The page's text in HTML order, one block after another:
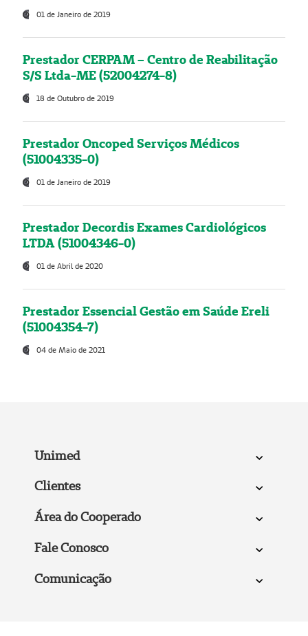
01 de Janeiro de 2019
Prestador CERPAM – Centro de Reabilitação
S/S Ltda-ME (52004274-8)
18 de Outubro de 2019
Prestador Oncoped Serviços Médicos
(51004335-0)
01 de Janeiro de 2019
Prestador Decordis Exames Cardiológicos
LTDA (51004346-0)
01 de Abril de 2020
Prestador Essencial Gestão em Saúde Ereli
(51004354-7)
04 de Maio de 2021
Unimed
Clientes
Área do Cooperado
Fale Conosco
Comunicação